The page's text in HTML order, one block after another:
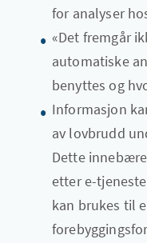
for analyser
«Det fremgår
automatiske
benyttes og
Informasjon
av lovbrudd
Dette
etter e-
kan brukes til